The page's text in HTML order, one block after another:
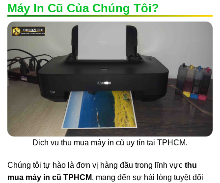
Máy In Cũ Của Chúng Tôi?
Dịch vụ thu mua máy in cũ uy tín tại TPHCM.
Chúng tôi tự hào là đơn vị hàng đầu trong lĩnh vực thu
mua máy in cũ TPHCM, mang đến sự hài lòng tuyệt đối